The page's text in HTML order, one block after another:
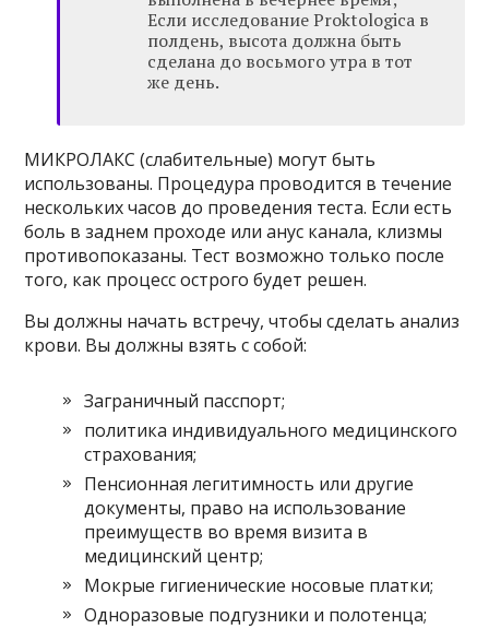
Если исследование Proktologica в
полдень, высота должна быть
сделана до восьмого утра в тот
же день.
МИКРОЛАКС (слабительные) могут быть
использованы. Процедура проводится в течение
нескольких часов до проведения теста. Если есть
боль в заднем проходе или анус канала, клизмы
противопоказаны. Тест возможно только после
того, как процесс острого будет решен.
Вы должны начать встречу, чтобы сделать анализ
крови. Вы должны взять с собой:
Заграничный пасспорт;
политика индивидуального медицинского
страхования;
Пенсионная легитимность или другие
документы, право на использование
преимуществ во время визита в
медицинский центр;
Мокрые гигиенические носовые платки;
Одноразовые подгузники и полотенца;